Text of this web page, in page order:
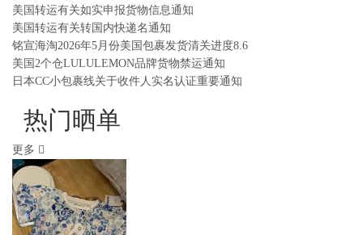
美国转运有关如实申报货物信息通知
美国转运有关转国内快递名通知
铭宣海淘2026年5月份美国包裹发货清关进度8.6
美国2个仓LULULEMON品牌货物禁运通知
日本CC小包裹线关于收件人实名认证重要通知
热门晒单
更多